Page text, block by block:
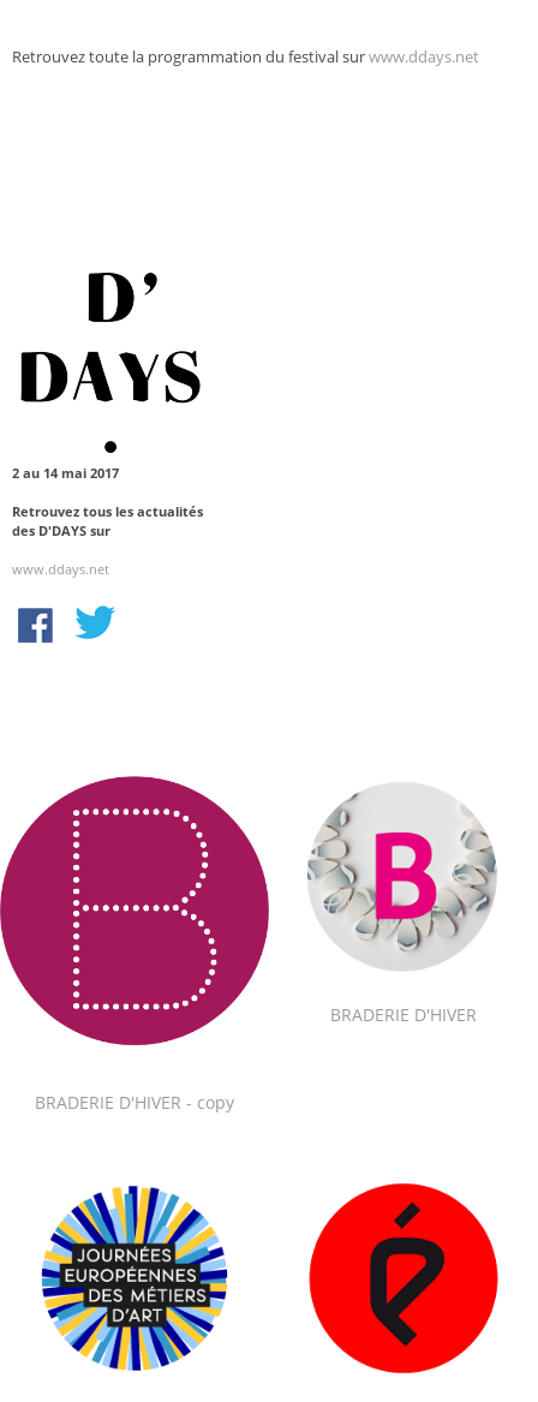
Retrouvez toute la programmation du festival surwww.ddays.net
2 au 14 mai 2017
Retrouvez tous les actualités
des D'DAYS sur
www.ddays.net
BRADERIE D'HIVER - copy
BRADERIE D'HIVER